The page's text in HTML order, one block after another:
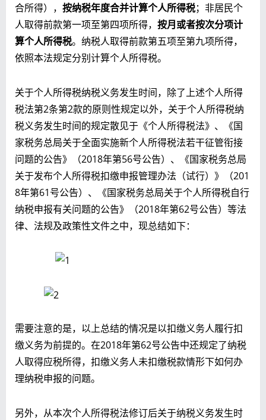
合所得）， 按纳税年度合并计算个人所得税；非居民个
人取得前款第一项至第四项所得， 按月或者按次分项计
算个人所得税。纳税人取得前款第五项至第九项所得，
依照本法规定分别计算个人所得税。
关于个人所得税纳税义务发生时间，除了上述个人所得
税法第2条第2款的原则性规定以外，关于个人所得税纳
税义务发生时间的规定散见于《个人所得税法》、《国
家税务总局关于全面实施新个人所得税法若干征管衔接
问题的公告》（2018年第56号公告）、《国家税务总局
关于发布个人所得税扣缴申报管理办法（试行）》（201
8年第61号公告）、《国家税务总局关于个人所得税自行
纳税申报有关问题的公告》（2018年第62号公告）等法
律、法规及政策性文件之中，现总结如下：
需要注意的是，以上总结的情况是以扣缴义务人履行扣
缴义务为前提的。在2018年第62号公告中还规定了纳税
人取得应税所得，扣缴义务人未扣缴税款情形下如何办
理纳税申报的问题。
另外，从本次个人所得税法修订后关于纳税义务发生时